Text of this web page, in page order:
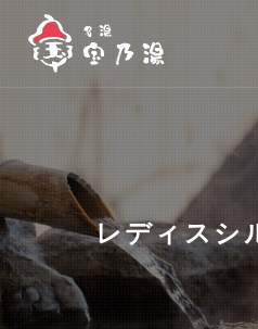
レディスシ